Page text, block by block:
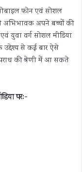
फोन एवं सोशल
अभिभावक अपने बच्चों की
युवा वर्ग सोशल मीडिया
उद्देश्य से कई बार ऐसे
की श्रेणी में आ सकते
पर:-